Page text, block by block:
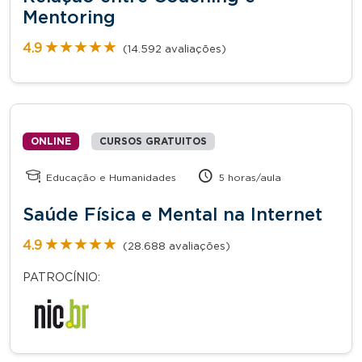
Mentoring
4.9 ★★★★★
★★★★★ (14.592 avaliações)
ONLINE CURSOS GRATUITOS
Educação e Humanidades 5 horas/aula
Saúde Física e Mental na Internet
4.9 ★★★★★
★★★★★ (28.688 avaliações)
PATROCÍNIO: